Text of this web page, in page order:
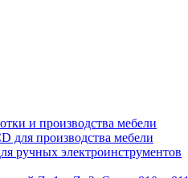
и производства мебели
для производства мебели
ручных электроинструментов